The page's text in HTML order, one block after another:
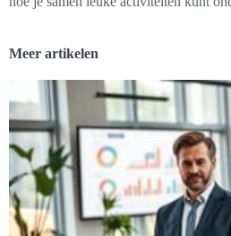
Meer artikelen